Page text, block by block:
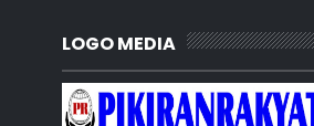
LOGO MEDIA